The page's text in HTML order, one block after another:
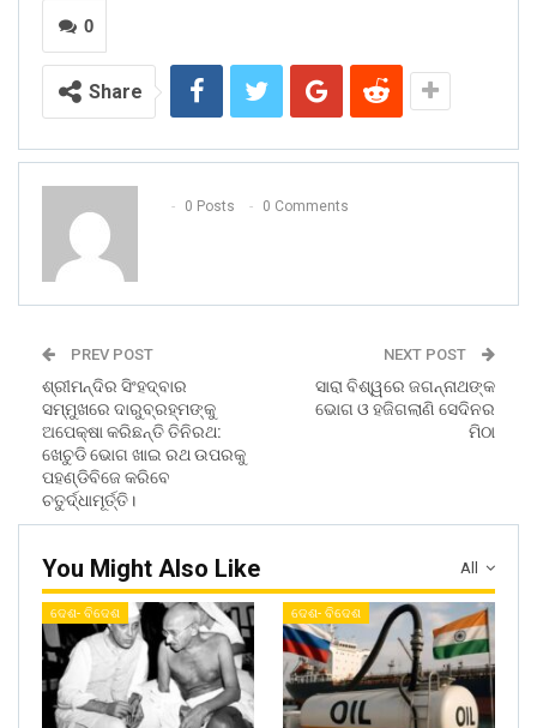
0
Share
0 Posts 0 Comments
PREV POST
ଶ୍ରୀମନ୍ଦିର ସିଂହଦ୍ବାର
ସମ୍ମୁଖରେ ଦାରୁବ୍ରହ୍ମଙ୍କୁ
ଅପେକ୍ଷା କରିଛନ୍ତି ତିନିରଥ:
ଖେଚୁଡି ଭୋଗ ଖାଇ ରଥ ଉପରକୁ
ପହଣ୍ଡିବିଜେ କରିବେ
ଚତୁର୍ଦ୍ଧାମୂର୍ତ୍ତି।
NEXT POST
ସାରା ବିଶ୍ୱରେ ଜଗନ୍ନାଥଙ୍କ
ଭୋଗ ଓ ହଜିଗଲାଣି ସେଦିନର
ମିଠା
All
You Might Also Like
ଦେଶ- ବିଦେଶ ଦେଶ- ବିଦେଶ